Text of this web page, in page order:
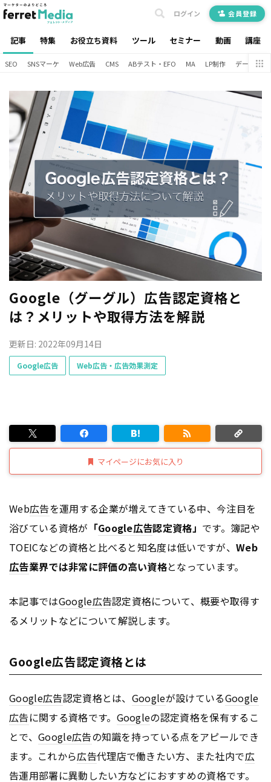
記事 特集 お役立ち資料 ツール セミナー 動画 講座
ログイン 会員登録
SEO SNSマーケ Web広告 CMS ABテスト・EFO MA LP制作 データ分析
Google（グーグル）広告認定資格と
は？メリットや取得方法を解説
更新日: 2022年09月14日
Google広告 Web広告・広告効果測定
マイページにお気に入り
Web広告を運用する企業が増えてきている中、今注目を
浴びている資格が 「Google広告認定資格」 です。簿記や
TOEICなどの資格と比べると知名度は低いですが、 Web
広告業界では非常に評価の高い資格となっています。
本記事ではGoogle広告認定資格について、概要や取得す
るメリットなどについて解説します。
Google広告認定資格とは
Google広告認定資格とは、 Googleが設けているGoogle
広告に関する資格です。 Googleの認定資格を保有するこ
とで、 Google広告の知識を持っている点をアピールでき
ます。これから広告代理店で働きたい方、また社内で広
告運用部署に異動したい方などにおすすめの資格です。